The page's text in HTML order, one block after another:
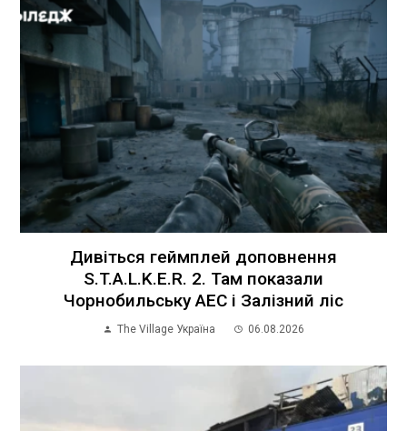
Дивіться геймплей доповнення
S.T.A.L.K.E.R. 2. Там показали
Чорнобильську АЕС і Залізний ліс
The Village Україна 06.08.2026